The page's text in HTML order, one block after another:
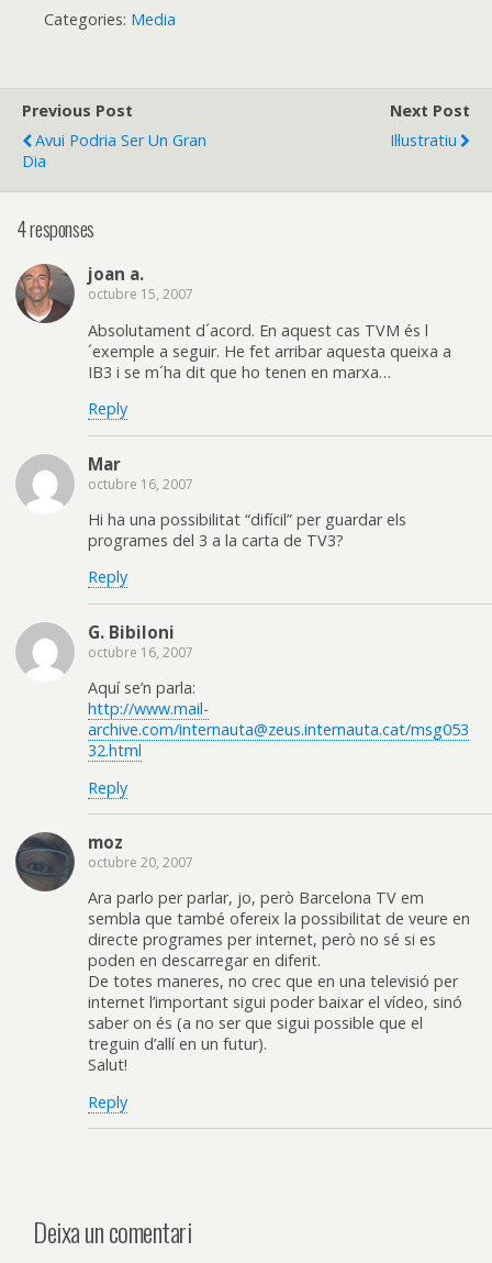
Categories: Media
Previous Post
Avui Podria Ser Un Gran
Dia
Next Post
Il·lustratiu
4 responses
joan a.
octubre 15, 2007
Absolutament d´acord. En aquest cas TVM és l
´exemple a seguir. He fet arribar aquesta queixa a
IB3 i se m´ha dit que ho tenen en marxa…
Reply
Mar
octubre 16, 2007
Hi ha una possibilitat “difícil” per guardar els
programes del 3 a la carta de TV3?
Reply
G. Bibiloni
octubre 16, 2007
Aquí se’n parla:
http://www.mail-
archive.com/internauta@zeus.internauta.cat/msg053
32.html
Reply
moz
octubre 20, 2007
Ara parlo per parlar, jo, però Barcelona TV em
sembla que també ofereix la possibilitat de veure en
directe programes per internet, però no sé si es
poden en descarregar en diferit.
De totes maneres, no crec que en una televisió per
internet l’important sigui poder baixar el vídeo, sinó
saber on és (a no ser que sigui possible que el
treguin d’allí en un futur).
Salut!
Reply
Deixa un comentari